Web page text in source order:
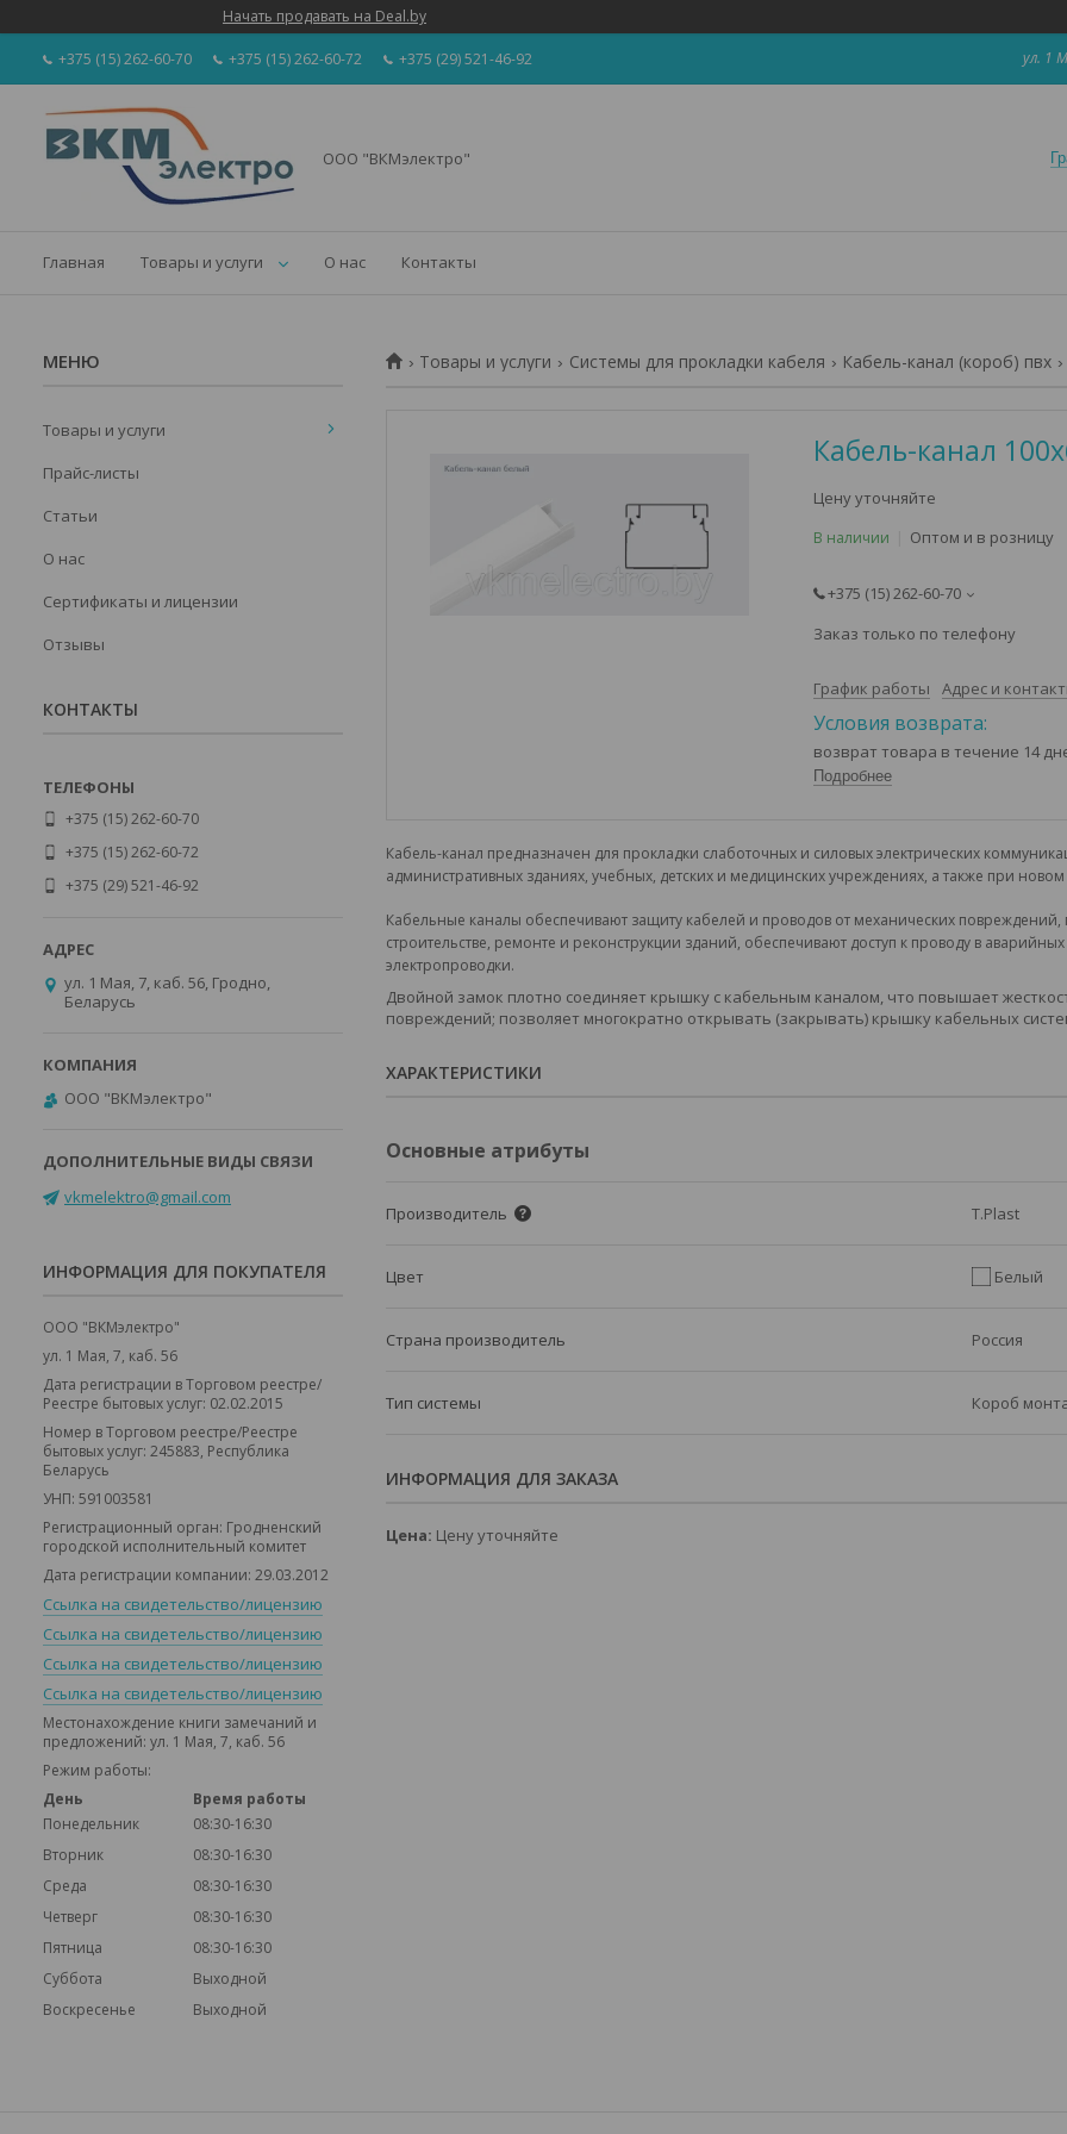
Начать продавать на Deal.by
+375 (15) 262-60-70 +375 (15) 262-60-72 +375 (29) 521-46-92 ул. 1
ООО "ВКМэлектро"
Главная Товары и услуги О нас Контакты
Товары и услуги Системы для прокладки кабеля Кабель-канал (короб) пвх
Кабель-канал
Цену уточняйте
В наличии Оптом и в розницу
+375 (15) 262-60-70
Заказ только по телефону
График работы Адрес и
возврат товара в течение 14
Подробнее
Кабель-канал предназначен для прокладки слаботочных и силовых электрических
административных зданиях, учебных, детских и медицинских учреждениях, а также при
Кабельные каналы обеспечивают защиту кабелей и проводов от механических
строительстве, ремонте и реконструкции зданий, обеспечивают доступ к проводу в
электропроводки.
Двойной замок плотно соединяет крышку с кабельным каналом, что повышает
повреждений; позволяет многократно открывать (закрывать) крышку кабельных
ХАРАКТЕРИСТИКИ
Основные атрибуты
Производитель T.Plast
Цвет Белый
Страна производитель Россия
Тип системы Короб
ИНФОРМАЦИЯ ДЛЯ ЗАКАЗА
Цена: Цену уточняйте
Товары и услуги
Прайс-листы
Статьи
О нас
Сертификаты и лицензии
Отзывы
КОНТАКТЫ
+375 (15) 262-60-70
+375 (15) 262-60-72
+375 (29) 521-46-92
ул. 1 Мая, 7, каб. 56, Гродно,
Беларусь
ООО "ВКМэлектро"
vkmelektro@gmail.com
ИНФОРМАЦИЯ ДЛЯ ПОКУПАТЕЛЯ
ООО "ВКМэлектро"
ул. 1 Мая, 7, каб. 56
Дата регистрации в Торговом реестре/
Реестре бытовых услуг: 02.02.2015
Номер в Торговом реестре/Реестре
бытовых услуг: 245883, Республика
Беларусь
УНП: 591003581
Регистрационный орган: Гродненский
городской исполнительный комитет
Дата регистрации компании: 29.03.2012
Ссылка на свидетельство/лицензию
Ссылка на свидетельство/лицензию
Ссылка на свидетельство/лицензию
Ссылка на свидетельство/лицензию
Местонахождение книги замечаний и
предложений: ул. 1 Мая, 7, каб. 56
Режим работы:
День
Время работы
Понедельник
08:30-16:30
Вторник
08:30-16:30
Среда
08:30-16:30
Четверг
08:30-16:30
Пятница
08:30-16:30
Суббота
Выходной
Воскресенье
Выходной